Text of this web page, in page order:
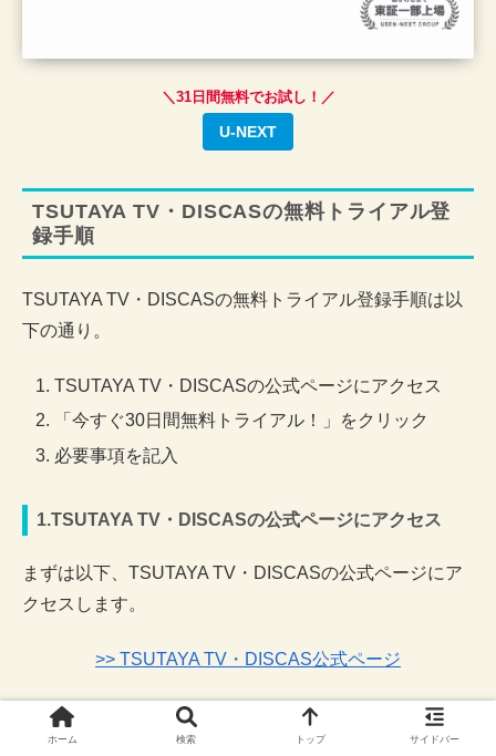
＼31日間無料でお試し！／
U-NEXT
TSUTAYA TV・DISCASの無料トライアル登
録手順
TSUTAYA TV・DISCASの無料トライアル登録手順は以
下の通り。
TSUTAYA TV・DISCASの公式ページにアクセス
「今すぐ30日間無料トライアル！」をクリック
必要事項を記入
1.TSUTAYA TV・DISCASの公式ページにアクセス
まずは以下、TSUTAYA TV・DISCASの公式ページにア
クセスします。
>> TSUTAYA TV・DISCAS公式ページ
2.「今すぐ30日間無料トライアル！」をクリック
ホーム 検索 トップ サイドバー